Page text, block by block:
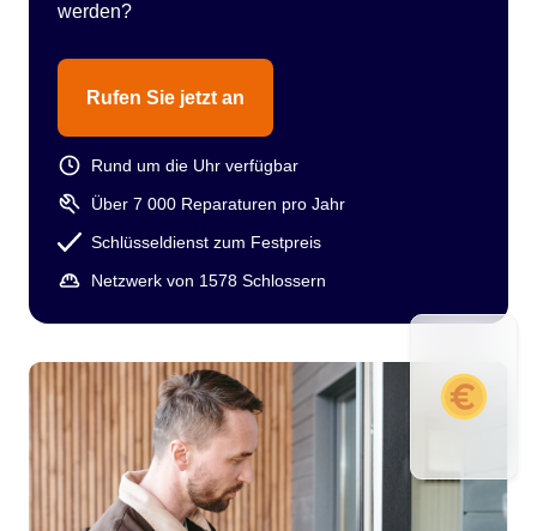
werden?
Rufen Sie jetzt an
Rund um die Uhr verfügbar
Über 7 000 Reparaturen pro Jahr
Schlüsseldienst zum Festpreis
Netzwerk von 1578 Schlossern